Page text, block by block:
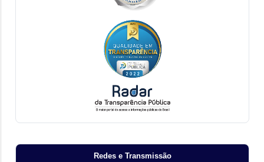
Redes e Transmissão